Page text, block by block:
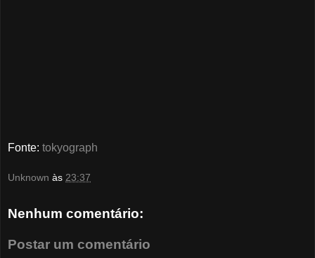
Fonte: tokyograph
Unknown às 23:37
Nenhum comentário:
Postar um comentário